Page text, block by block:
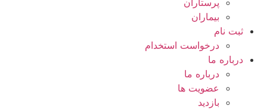
پرستاران
بيماران
ثبت نام
درخواست استخدام
درباره ما
درباره ما
عضویت ها
بازدید